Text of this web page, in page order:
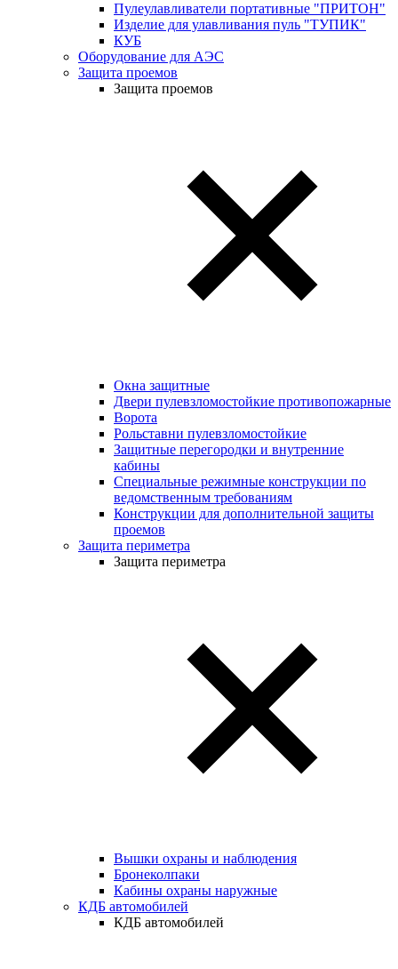
Пулеулавливатели портативные "ПРИТОН"
Изделие для улавливания пуль "ТУПИК"
КУБ
Оборудование для АЭС
Защита проемов
Защита проемов
Окна защитные
Двери пулевзломостойкие противопожарные
Ворота
Рольставни пулевзломостойкие
Защитные перегородки и внутренние
кабины
Специальные режимные конструкции по
ведомственным требованиям
Конструкции для дополнительной защиты
проемов
Защита периметра
Защита периметра
Вышки охраны и наблюдения
Бронеколпаки
Кабины охраны наружные
КДБ автомобилей
КДБ автомобилей